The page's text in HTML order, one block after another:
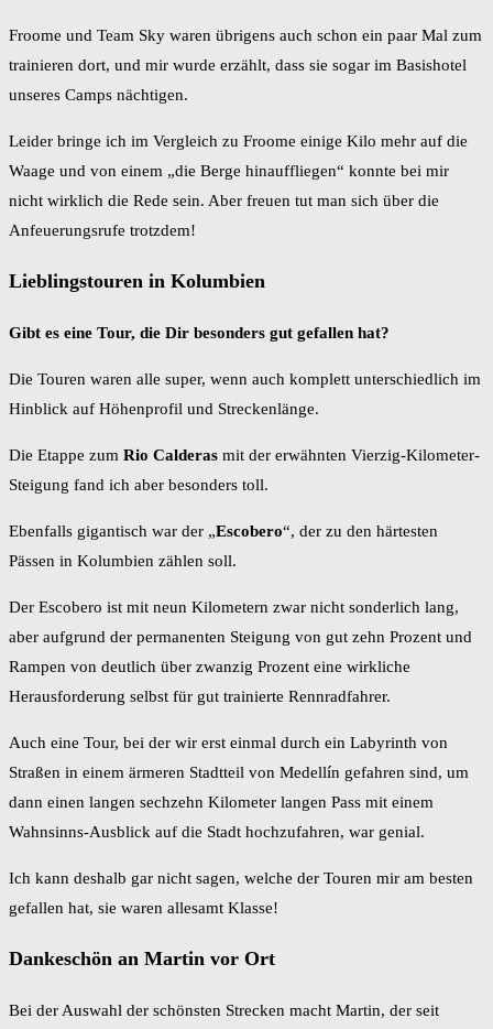
Froome und Team Sky waren übrigens auch schon ein paar Mal zum
trainieren dort, und mir wurde erzählt, dass sie sogar im Basishotel
unseres Camps nächtigen.
Leider bringe ich im Vergleich zu Froome einige Kilo mehr auf die
Waage und von einem „die Berge hinauffliegen“ konnte bei mir
nicht wirklich die Rede sein. Aber freuen tut man sich über die
Anfeuerungsrufe trotzdem!
Lieblingstouren in Kolumbien
Gibt es eine Tour, die Dir besonders gut gefallen hat?
Die Touren waren alle super, wenn auch komplett unterschiedlich im
Hinblick auf Höhenprofil und Streckenlänge.
Die Etappe zum Rio Calderas mit der erwähnten Vierzig-Kilometer-
Steigung fand ich aber besonders toll.
Ebenfalls gigantisch war der „Escobero“, der zu den härtesten
Pässen in Kolumbien zählen soll.
Der Escobero ist mit neun Kilometern zwar nicht sonderlich lang,
aber aufgrund der permanenten Steigung von gut zehn Prozent und
Rampen von deutlich über zwanzig Prozent eine wirkliche
Herausforderung selbst für gut trainierte Rennradfahrer.
Auch eine Tour, bei der wir erst einmal durch ein Labyrinth von
Straßen in einem ärmeren Stadtteil von Medellín gefahren sind, um
dann einen langen sechzehn Kilometer langen Pass mit einem
Wahnsinns-Ausblick auf die Stadt hochzufahren, war genial.
Ich kann deshalb gar nicht sagen, welche der Touren mir am besten
gefallen hat, sie waren allesamt Klasse!
Dankeschön an Martin vor Ort
Bei der Auswahl der schönsten Strecken macht Martin, der seit